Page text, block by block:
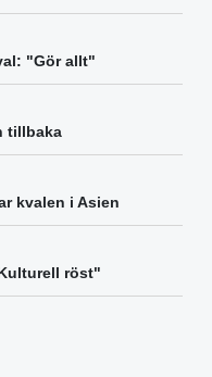
"Gör allt"
tillbaka
kvalen i Asien
röst"